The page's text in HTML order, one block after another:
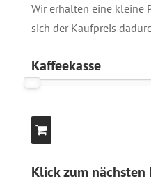
Wir erhalten eine kleine
sich der Kaufpreis
Kaffeekasse
Klick zum nächsten